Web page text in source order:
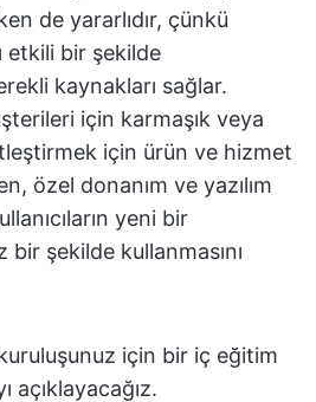
de yararlıdır, çünkü
etkili bir şekilde
kaynakları sağlar.
için karmaşık veya
için ürün ve hizmet
özel donanım ve yazılım
yeni bir
şekilde kullanmasını
için bir iç eğitim
açıklayacağız.